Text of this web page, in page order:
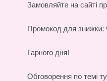
Замовляйте на сайті
Промокод для знижки:
Гарного дня!
Обговорення по темі